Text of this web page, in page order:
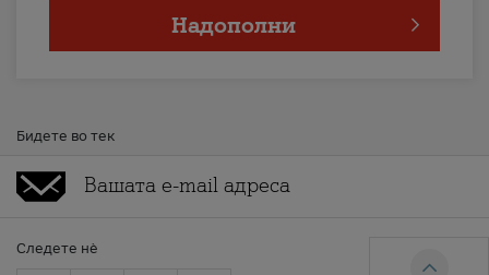
Надополни
Бидете во тек
Следете нè